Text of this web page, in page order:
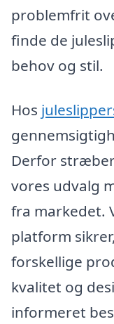
problemfrit
finde de
behov og stil.
Hos
Derfor
vores udvalg
fra markedet.
platform
forskellige
kvalitet og
informeret